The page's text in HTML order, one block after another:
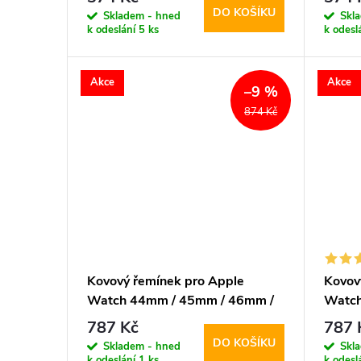
Skladem - hned
k odeslání 5 ks
DO KOŠÍKU
k
Akce
874 Kč
–9 %
Kovový řemínek pro Apple
Watch 44mm / 45mm / 46mm /
49mm - Spigen, Modern Fit
Silver
787 Kč
Skladem - hned
DO KOŠÍKU
Akce
Black
787